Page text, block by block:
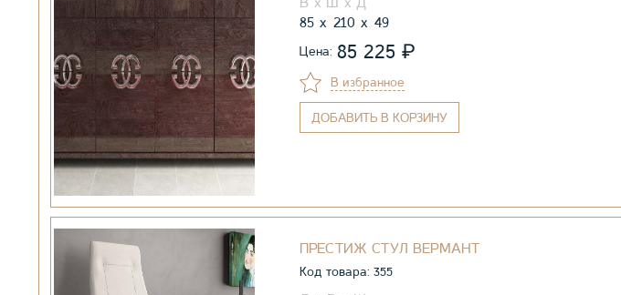
85 210 49
Цена: 85 225 ₽
В избранное
ДОБАВИТЬ В КОРЗИНУ
ПРЕСТИЖ СТУЛ ВЕРМАНТ
Код товара: 355